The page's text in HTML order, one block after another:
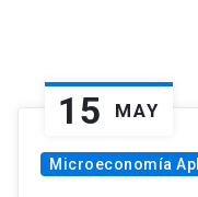
15 MAY
Microeconomía